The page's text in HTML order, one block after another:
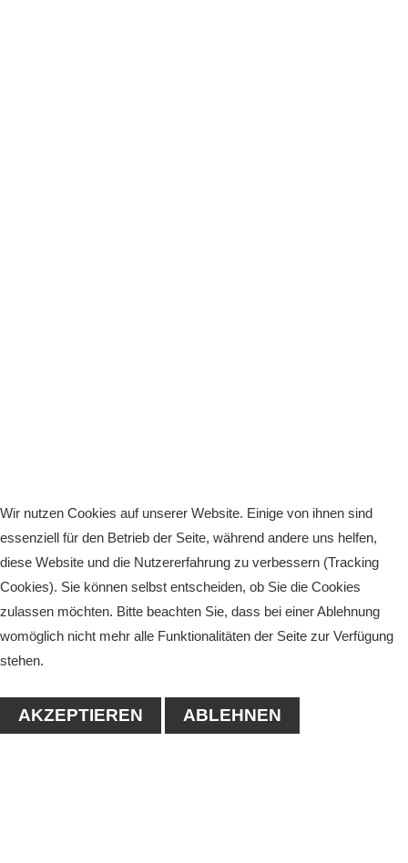
Wir nutzen Cookies auf unserer Website. Einige von ihnen sind
essenziell für den Betrieb der Seite, während andere uns helfen,
diese Website und die Nutzererfahrung zu verbessern (Tracking
Cookies). Sie können selbst entscheiden, ob Sie die Cookies
zulassen möchten. Bitte beachten Sie, dass bei einer Ablehnung
womöglich nicht mehr alle Funktionalitäten der Seite zur Verfügung
stehen.
AKZEPTIEREN ABLEHNEN